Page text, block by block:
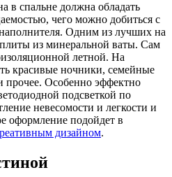
в спальне должна обладать
чего можно добиться с
Одним из лучших на
из минеральной ваты. Сам
летной. На
красивые ночники, семейные
прочее. Особенно эффектно
подсветкой по
невесомости и легкости и
оформление подойдет в
дизайном.